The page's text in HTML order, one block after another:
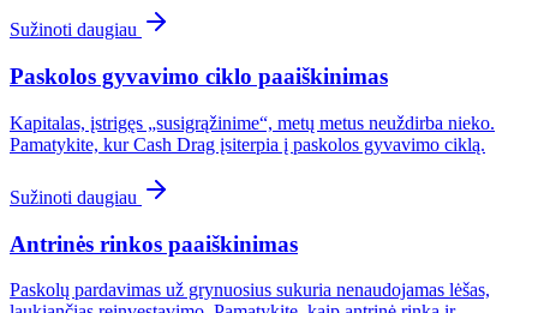
Sužinoti daugiau
Paskolos gyvavimo ciklo paaiškinimas
Kapitalas, įstrigęs „susigrąžinime“, metų metus neuždirba nieko.
Pamatykite, kur Cash Drag įsiterpia į paskolos gyvavimo ciklą.
Sužinoti daugiau
Antrinės rinkos paaiškinimas
Paskolų pardavimas už grynuosius sukuria nenaudojamas lėšas,